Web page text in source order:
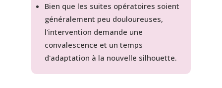
Bien que les suites opératoires soient
généralement peu douloureuses,
l'intervention demande une
convalescence et un temps
d'adaptation à la nouvelle silhouette.